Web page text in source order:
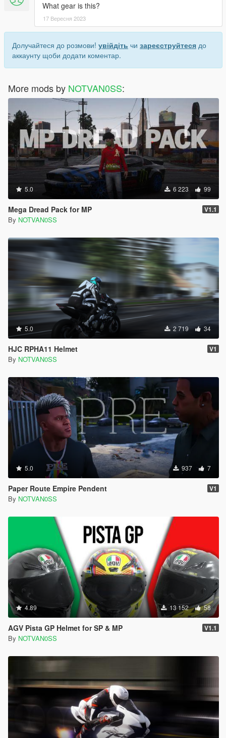
What gear is this?
17 Вересня 2023
Долучайтеся до розмови! увійдіть чи зареєструйтеся до
аккаунту щоби додати коментар.
More mods by NOTVAN0SS:
5.0 6 223 99
Mega Dread Pack for MP V1.1
By NOTVAN0SS
5.0 2 719 34
HJC RPHA11 Helmet V1
By NOTVAN0SS
5.0 937 7
Paper Route Empire Pendent V1
By NOTVAN0SS
4.89 13 152 58
AGV Pista GP Helmet for SP & MP V1.1
By NOTVAN0SS